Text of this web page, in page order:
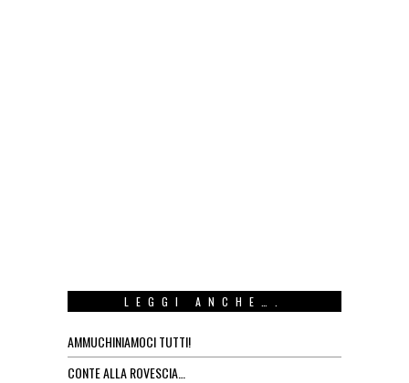
LEGGI ANCHE….
AMMUCHINIAMOCI TUTTI!
CONTE ALLA ROVESCIA…